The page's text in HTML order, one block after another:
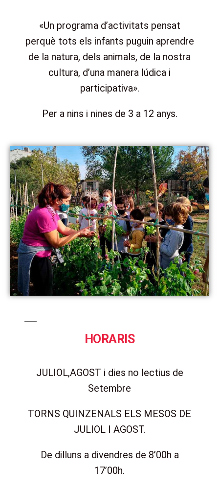
«Un programa d’activitats pensat
perquè tots els infants puguin aprendre
de la natura, dels animals, de la nostra
cultura, d’una manera lúdica i
participativa».
Per a nins i nines de 3 a 12 anys.
HORARIS
JULIOL,AGOST i dies no lectius de
Setembre
TORNS QUINZENALS ELS MESOS DE
JULIOL I AGOST.
De dilluns a divendres de 8’00h a
17’00h.